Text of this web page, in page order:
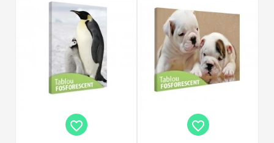
favorite_border favorite_border